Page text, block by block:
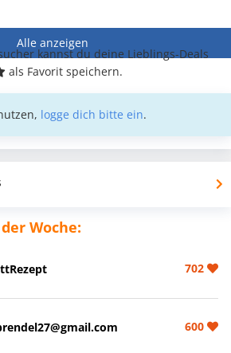
Alle anzeigen
kannst du deine Lieblings-Deals
als Favorit speichern.
logge dich bitte ein.
Woche:
702
600